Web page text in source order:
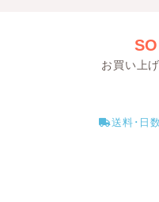
お買い上
送料･日数